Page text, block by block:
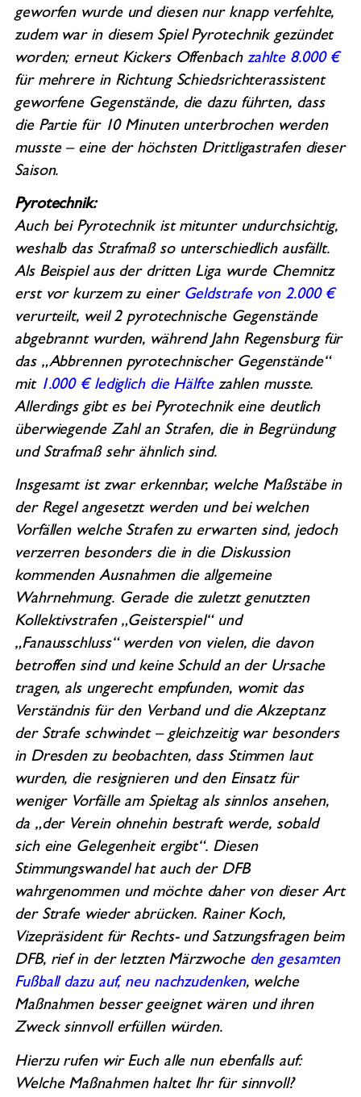
geworfen wurde und diesen nur knapp verfehlte,
zudem war in diesem Spiel Pyrotechnik gezündet
worden; erneut Kickers Offenbach zahlte 8.000 €
für mehrere in Richtung Schiedsrichterassistent
geworfene Gegenstände, die dazu führten, dass
die Partie für 10 Minuten unterbrochen werden
musste – eine der höchsten Drittligastrafen dieser
Saison.
Pyrotechnik:
Auch bei Pyrotechnik ist mitunter undurchsichtig,
weshalb das Strafmaß so unterschiedlich ausfällt.
Als Beispiel aus der dritten Liga wurde Chemnitz
erst vor kurzem zu einer Geldstrafe von 2.000 €
verurteilt, weil 2 pyrotechnische Gegenstände
abgebrannt wurden, während Jahn Regensburg für
das „Abbrennen pyrotechnischer Gegenstände“
mit 1.000 € lediglich die Hälftezahlen musste.
Allerdings gibt es bei Pyrotechnik eine deutlich
überwiegende Zahl an Strafen, die in Begründung
und Strafmaß sehr ähnlich sind.
Insgesamt ist zwar erkennbar, welche Maßstäbe in
der Regel angesetzt werden und bei welchen
Vorfällen welche Strafen zu erwarten sind, jedoch
verzerren besonders die in die Diskussion
kommenden Ausnahmen die allgemeine
Wahrnehmung. Gerade die zuletzt genutzten
Kollektivstrafen „Geisterspiel“ und
„Fanausschluss“ werden von vielen, die davon
betroffen sind und keine Schuld an der Ursache
tragen, als ungerecht empfunden, womit das
Verständnis für den Verband und die Akzeptanz
der Strafe schwindet – gleichzeitig war besonders
in Dresden zu beobachten, dass Stimmen laut
wurden, die resignieren und den Einsatz für
weniger Vorfälle am Spieltag als sinnlos ansehen,
da „der Verein ohnehin bestraft werde, sobald
sich eine Gelegenheit ergibt“. Diesen
Stimmungswandel hat auch der DFB
wahrgenommen und möchte daher von dieser Art
der Strafe wieder abrücken. Rainer Koch,
Vizepräsident für Rechts- und Satzungsfragen beim
DFB, rief in der letzten Märzwoche den gesamten
Fußball dazu auf, neu nachzudenken, welche
Maßnahmen besser geeignet wären und ihren
Zweck sinnvoll erfüllen würden.
Hierzu rufen wir Euch alle nun ebenfalls auf:
Welche Maßnahmen haltet Ihr für sinnvoll?